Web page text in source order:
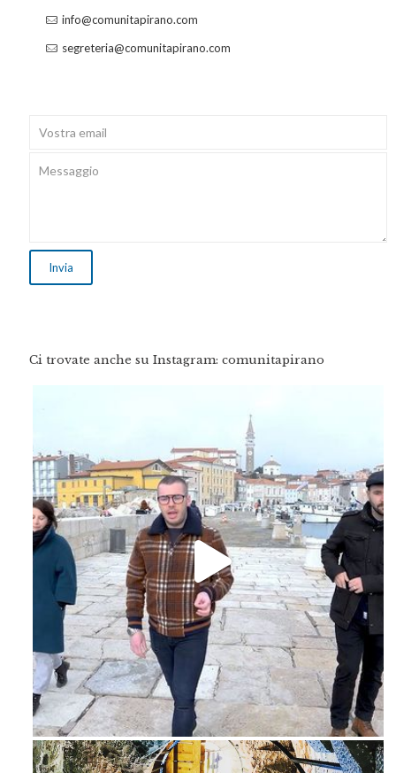
info@comunitapirano.com
segreteria@comunitapirano.com
Ci trovate anche su Instagram: comunitapirano
Feb 16